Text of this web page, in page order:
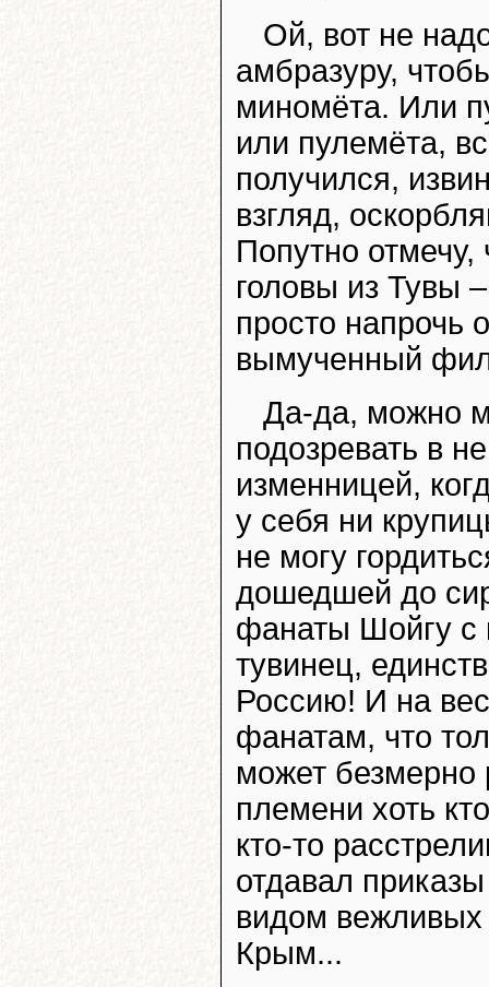
Ой, вот не
амбразуру,
миномёта. Или
или пулемёта,
получился,
взгляд,
Попутно
головы из Тувы
просто напрочь
вымученный
Да-да, можно
подозревать в
изменницей,
у себя ни
не могу
дошедшей до
фанаты Шойгу с
тувинец,
Россию! И на
фанатам, что
может безмерно
племени хоть
кто-то
отдавал
видом вежливых
Крым...